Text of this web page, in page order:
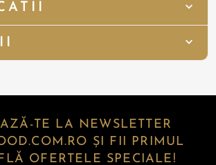
TE LA NEWSLETTER
ȘI FII PRIMUL
OFERTELE SPECIALE!